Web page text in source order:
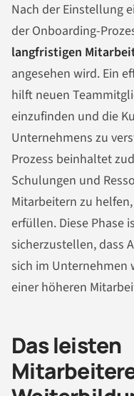
Nach der Einstellung
der Onboarding-
langfristigen
angesehen wird. Ein
hilft neuen
einzufinden und die
Unternehmens zu
Prozess beinhaltet
Schulungen und
Mitarbeitern zu
erfüllen. Diese Phase
sicherzustellen, dass
sich im Unternehmen
einer höheren
Das leisten